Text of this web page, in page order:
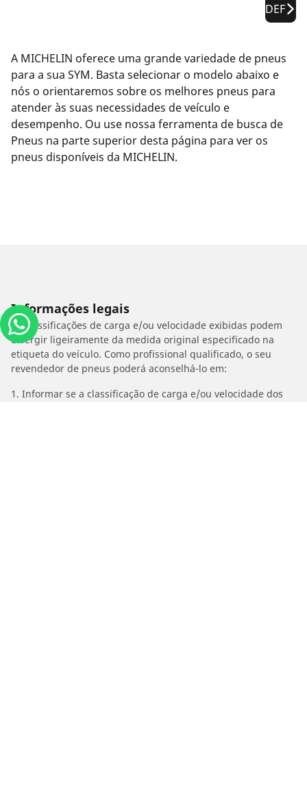
DEF
A MICHELIN oferece uma grande variedade de pneus
para a sua SYM. Basta selecionar o modelo abaixo e
nós o orientaremos sobre os melhores pneus para
atender às suas necessidades de veículo e
desempenho. Ou use nossa ferramenta de busca de
Pneus na parte superior desta página para ver os
pneus disponíveis da MICHELIN.
Informações legais
As classificações de carga e/ou velocidade exibidas podem
divergir ligeiramente da medida original especificado na
etiqueta do veículo. Como profissional qualificado, o seu
revendedor de pneus poderá aconselhá-lo em:
1. Informar se a classificação de carga e/ou velocidade dos